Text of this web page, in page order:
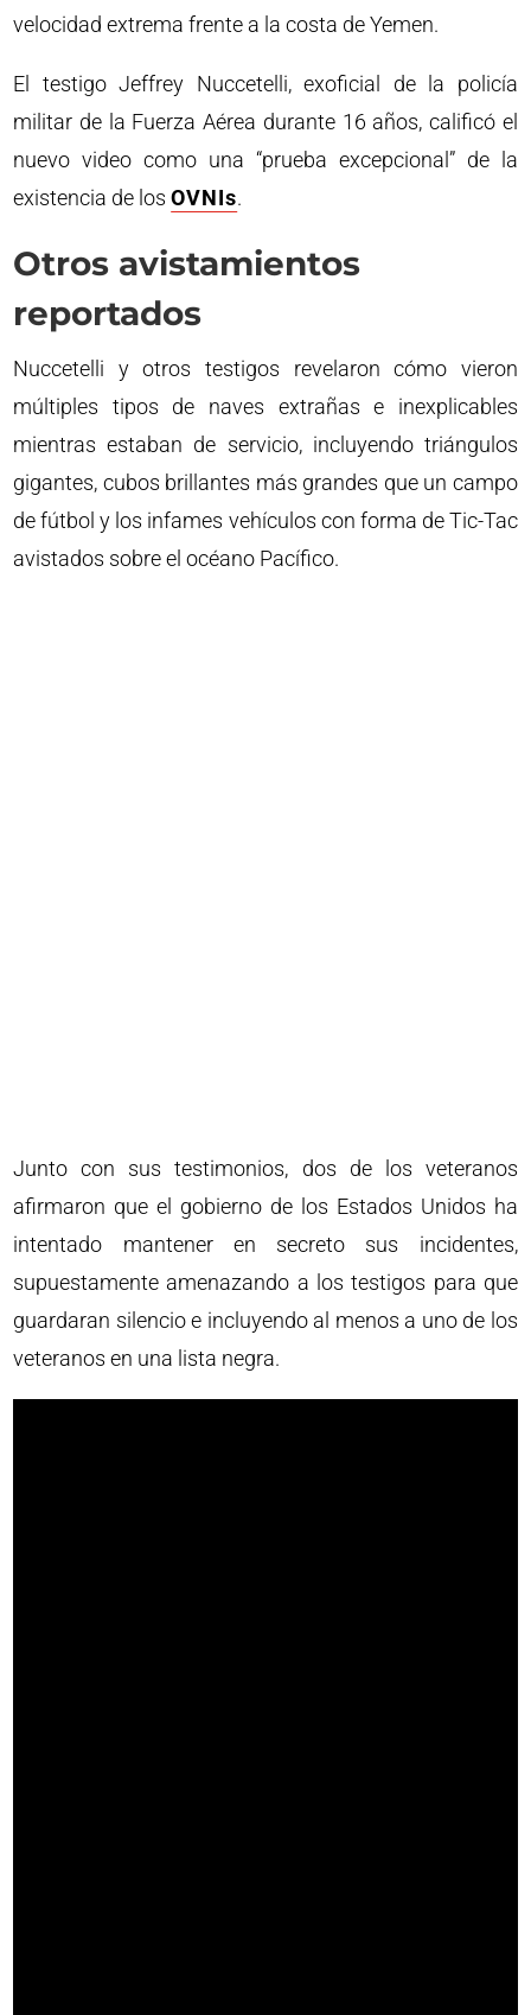
velocidad extrema frente a la costa de Yemen.
El testigo Jeffrey Nuccetelli, exoficial de la policía
militar de la Fuerza Aérea durante 16 años, calificó el
nuevo video como una “prueba excepcional” de la
existencia de losOVNIs.
Otros avistamientos
reportados
Nuccetelli y otros testigos revelaron cómo vieron
múltiples tipos de naves extrañas e inexplicables
mientras estaban de servicio, incluyendo triángulos
gigantes, cubos brillantes más grandes que un campo
de fútbol y los infames vehículos con forma de Tic-Tac
avistados sobre el océano Pacífico.
Junto con sus testimonios, dos de los veteranos
afirmaron que el gobierno de los Estados Unidos ha
intentado mantener en secreto sus incidentes,
supuestamente amenazando a los testigos para que
guardaran silencio e incluyendo al menos a uno de los
veteranos en una lista negra.